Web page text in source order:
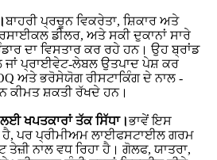
ਬਾਹਰੀ ਪ੍ਰਚੂਨ ਵਿਕਰੇਤਾ, ਸ਼ਿਕਾਰ ਅਤੇ
ਡੀਲਰ, ਅਤੇ ਸਕੀ ਦੁਕਾਨਾਂ ਸਾਰੇ
ਦਾ ਵਿਸਤਾਰ ਕਰ ਰਹੇ ਹਨ। ਉਹ ਬ੍ਰਾਂਡ
ਜਾਂ ਪ੍ਰਾਈਵੇਟ-ਲੇਬਲ ਉਤਪਾਦ ਪੇਸ਼ ਕਰ
ਅਤੇ ਭਰੋਸੇਯੋਗ ਰੀਸਟਾਕਿੰਗ ਦੇ ਨਾਲ -
ਕੀਮਤ ਸ਼ਕਤੀ ਰੱਖਦੇ ਹਨ।
ਲਈ ਖਪਤਕਾਰਾਂ ਤੱਕ ਸਿੱਧਾ।ਭਾਵੇਂ ਇਸ
ਹੈ, ਪਰ ਪ੍ਰੀਮੀਅਮ ਲਾਈਫਸਟਾਈਲ ਗਰਮ
ਨਾਲ ਵਧ ਰਿਹਾ ਹੈ। ਗੋਲਫ, ਯਾਤਰਾ,